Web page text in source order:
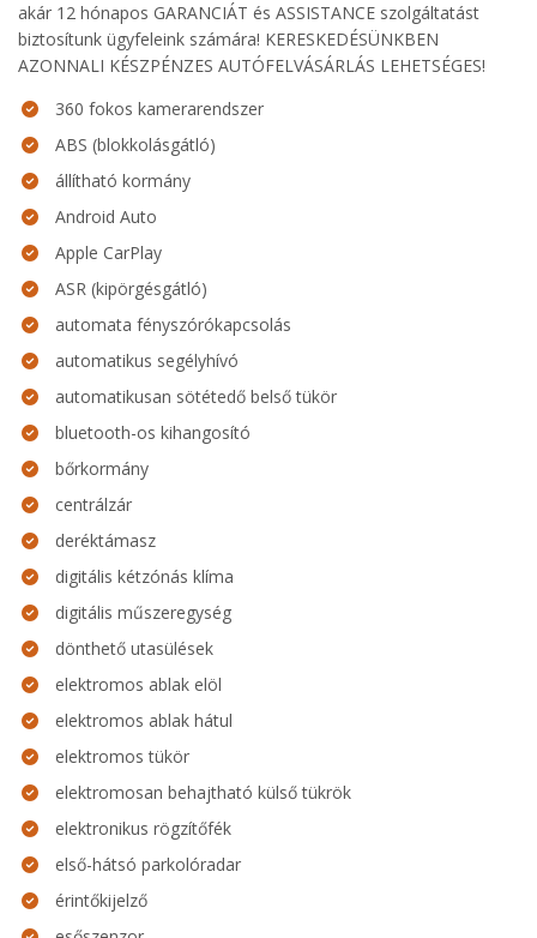
akár 12 hónapos GARANCIÁT és ASSISTANCE szolgáltatást
biztosítunk ügyfeleink számára! KERESKEDÉSÜNKBEN
AZONNALI KÉSZPÉNZES AUTÓFELVÁSÁRLÁS LEHETSÉGES!
360 fokos kamerarendszer
ABS (blokkolásgátló)
állítható kormány
Android Auto
Apple CarPlay
ASR (kipörgésgátló)
automata fényszórókapcsolás
automatikus segélyhívó
automatikusan sötétedő belső tükör
bluetooth-os kihangosító
bőrkormány
centrálzár
deréktámasz
digitális kétzónás klíma
digitális műszeregység
dönthető utasülések
elektromos ablak elöl
elektromos ablak hátul
elektromos tükör
elektromosan behajtható külső tükrök
elektronikus rögzítőfék
első-hátsó parkolóradar
érintőkijelző